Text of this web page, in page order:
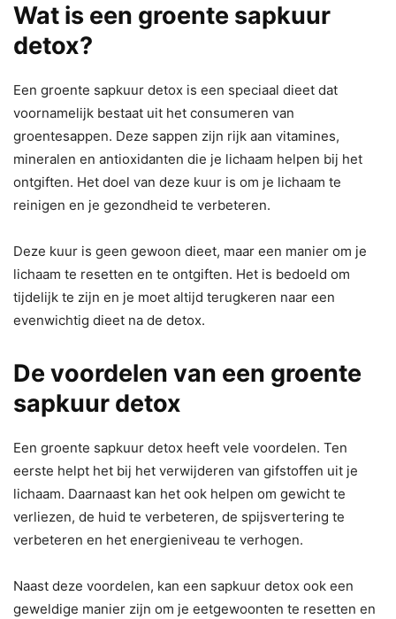
Wat is een groente sapkuur
detox?
Een groente sapkuur detox is een speciaal dieet dat
voornamelijk bestaat uit het consumeren van
groentesappen. Deze sappen zijn rijk aan vitamines,
mineralen en antioxidanten die je lichaam helpen bij het
ontgiften. Het doel van deze kuur is om je lichaam te
reinigen en je gezondheid te verbeteren.
Deze kuur is geen gewoon dieet, maar een manier om je
lichaam te resetten en te ontgiften. Het is bedoeld om
tijdelijk te zijn en je moet altijd terugkeren naar een
evenwichtig dieet na de detox.
De voordelen van een groente
sapkuur detox
Een groente sapkuur detox heeft vele voordelen. Ten
eerste helpt het bij het verwijderen van gifstoffen uit je
lichaam. Daarnaast kan het ook helpen om gewicht te
verliezen, de huid te verbeteren, de spijsvertering te
verbeteren en het energieniveau te verhogen.
Naast deze voordelen, kan een sapkuur detox ook een
geweldige manier zijn om je eetgewoonten te resetten en